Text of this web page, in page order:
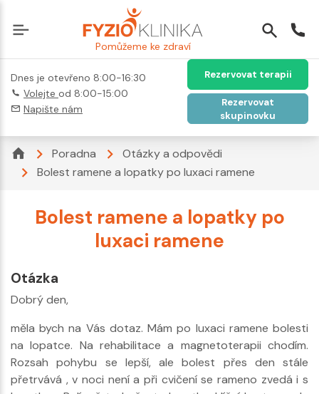
Pomůžeme ke zdraví
Dnes je otevřeno 8:00-16:30
Volejte od 8:00-15:00
Napište nám
Rezervovat terapii
Rezervovat
skupinovku
Poradna
Otázky a odpovědi
Bolest ramene a lopatky po luxaci ramene
Bolest ramene a lopatky po
luxaci ramene
Otázka
Dobrý den,
měla bych na Vás dotaz. Mám po luxaci ramene bolesti
na lopatce. Na rehabilitace a magnetoterapii chodím.
Rozsah pohybu se lepší, ale bolest přes den stále
přetrvává , v noci není a při cvičení se rameno zvedá i s